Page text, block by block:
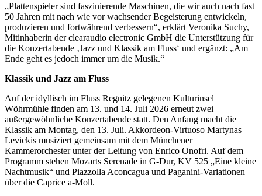
„Plattenspieler sind faszinierende Maschinen, die wir auch nach fast
50 Jahren mit nach wie vor wachsender Begeisterung entwickeln,
produzieren und fortwährend verbessern“, erklärt Veronika Suchy,
Mitinhaberin der clearaudio electronic GmbH die Unterstützung für
die Konzertabende ‚Jazz und Klassik am Fluss‘ und ergänzt: „Am
Ende geht es jedoch immer um die Musik.“
Klassik und Jazz am Fluss
Auf der idyllisch im Fluss Regnitz gelegenen Kulturinsel
Wöhrmühle finden am 13. und 14. Juli 2026 erneut zwei
außergewöhnliche Konzertabende statt. Den Anfang macht die
Klassik am Montag, den 13. Juli. Akkordeon-Virtuoso Martynas
Levickis musiziert gemeinsam mit dem Münchener
Kammerorchester unter der Leitung von Enrico Onofri. Auf dem
Programm stehen Mozarts Serenade in G-Dur, KV 525 „Eine kleine
Nachtmusik“ und Piazzolla Aconcagua und Paganini-Variationen
über die Caprice a-Moll.